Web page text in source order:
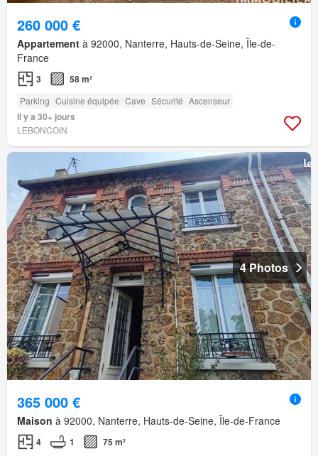
260 000 €
Appartement à 92000, Nanterre, Hauts-de-Seine, Île-de-
France
3 58 m²
Parking Cuisine équipée Cave Sécurité Ascenseur
Il y a 30+ jours
LEBONCOIN
4 Photos
365 000 €
Maison à 92000, Nanterre, Hauts-de-Seine, Île-de-France
4 1 75 m²